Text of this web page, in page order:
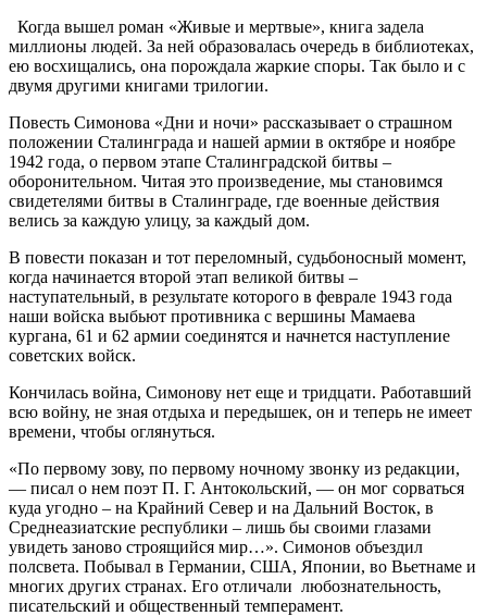
Когда вышел роман «Живые и мертвые», книга задела
миллионы людей. За ней образовалась очередь в библиотеках,
ею восхищались, она порождала жаркие споры. Так было и с
двумя другими книгами трилогии.
Повесть Симонова «Дни и ночи» рассказывает о страшном
положении Сталинграда и нашей армии в октябре и ноябре
1942 года, о первом этапе Сталинградской битвы –
оборонительном. Читая это произведение, мы становимся
свидетелями битвы в Сталинграде, где военные действия
велись за каждую улицу, за каждый дом.
В повести показан и тот переломный, судьбоносный момент,
когда начинается второй этап великой битвы –
наступательный, в результате которого в феврале 1943 года
наши войска выбьют противника с вершины Мамаева
кургана, 61 и 62 армии соединятся и начнется наступление
советских войск.
Кончилась война, Симонову нет еще и тридцати. Работавший
всю войну, не зная отдыха и передышек, он и теперь не имеет
времени, чтобы оглянуться.
«По первому зову, по первому ночному звонку из редакции,
— писал о нем поэт П. Г. Антокольский, — он мог сорваться
куда угодно – на Крайний Север и на Дальний Восток, в
Среднеазиатские республики – лишь бы своими глазами
увидеть заново строящийся мир…». Симонов объездил
полсвета. Побывал в Германии, США, Японии, во Вьетнаме и
многих других странах. Его отличали любознательность,
писательский и общественный темперамент.